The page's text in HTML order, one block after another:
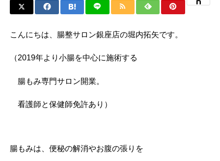
こんにちは、腸整サロン銀座店の堀内拓矢です。
（2019年より小腸を中心に施術する
腸もみ専門サロン開業。
看護師と保健師免許あり）
腸もみは、便秘の解消やお腹の張りを